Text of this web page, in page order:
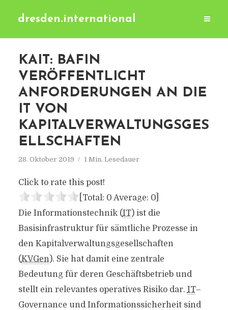
dresden.international
KAIT: BAFIN
VERÖFFENTLICHT
ANFORDERUNGEN AN DIE
IT VON
KAPITALVERWALTUNGSGES
ELLSCHAFTEN
28. Oktober 2019 1 Min. Lesedauer
Click to rate this post!
[Total: 0 Average: 0]
Die Informationstechnik (IT) ist die
Basisinfrastruktur für sämtliche Prozesse in
den Kapitalverwaltungsgesellschaften
(KVGen). Sie hat damit eine zentrale
Bedeutung für deren Geschäftsbetrieb und
stellt ein relevantes operatives Risiko dar. IT–
Governance und Informationssicherheit sind